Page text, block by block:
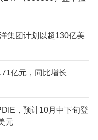
集团计划以超130亿美
亿元，同比增长
，预计10月中下旬登
元